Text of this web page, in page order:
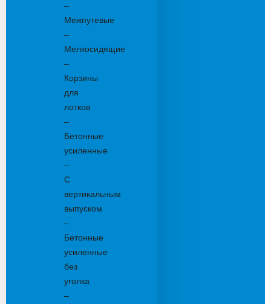
–
Межпутевые
–
Мелкосидящие
–
Корзины
для
лотков
–
Бетонные
усиленные
–
С
вертикальным
выпуском
–
Бетонные
усиленные
без
уголка
–